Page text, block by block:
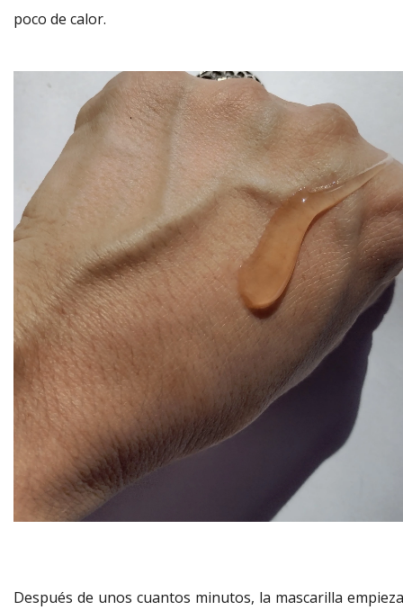
poco de calor.
Después de unos cuantos minutos, la mascarilla